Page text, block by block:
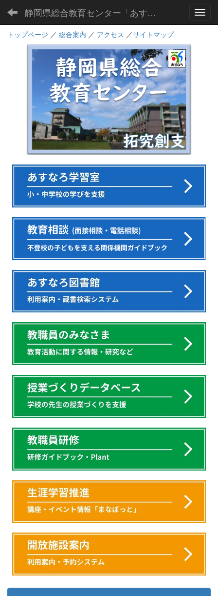
静岡県総合教育センター「あすなろ」
トップページ ／ 総合案内 ／ アクセス ／サイトマップ